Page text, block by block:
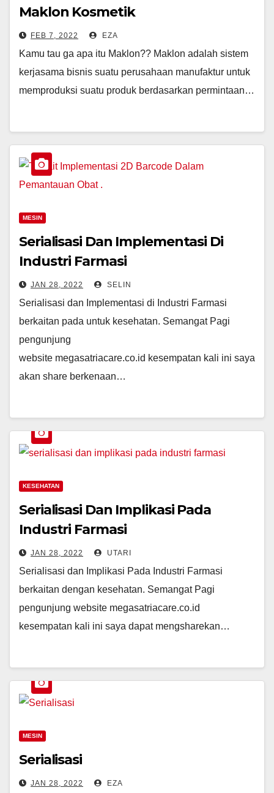
Maklon Kosmetik
FEB 7, 2022 EZA
Kamu tau ga apa itu Maklon?? Maklon adalah sistem
kerjasama bisnis suatu perusahaan manufaktur untuk
memproduksi suatu produk berdasarkan permintaan…
MESIN
Serialisasi Dan Implementasi Di
Industri Farmasi
JAN 28, 2022 SELIN
Serialisasi dan Implementasi di Industri Farmasi
berkaitan pada untuk kesehatan. Semangat Pagi
pengunjung
website megasatriacare.co.id kesempatan kali ini saya
akan share berkenaan…
KESEHATAN
Serialisasi Dan Implikasi Pada
Industri Farmasi
JAN 28, 2022 UTARI
Serialisasi dan Implikasi Pada Industri Farmasi
berkaitan dengan kesehatan. Semangat Pagi
pengunjung website megasatriacare.co.id
kesempatan kali ini saya dapat mengsharekan…
MESIN
Serialisasi
JAN 28, 2022 EZA